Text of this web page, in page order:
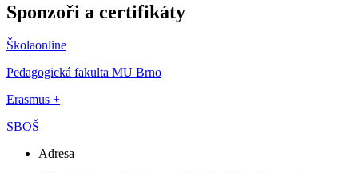
Sponzoři a certifikáty
Školaonline
Pedagogická fakulta MU Brno
Erasmus +
SBOŠ
Adresa